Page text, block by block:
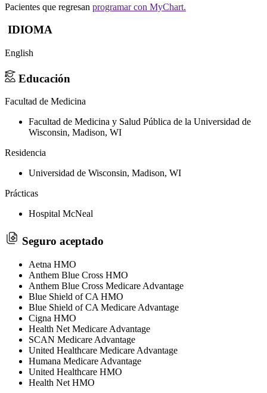
Pacientes que regresan programar con MyChart.
IDIOMA
English
Educación
Facultad de Medicina
Facultad de Medicina y Salud Pública de la Universidad de
Wisconsin, Madison, WI
Residencia
Universidad de Wisconsin, Madison, WI
Prácticas
Hospital McNeal
Seguro aceptado
Aetna HMO
Anthem Blue Cross HMO
Anthem Blue Cross Medicare Advantage
Blue Shield of CA HMO
Blue Shield of CA Medicare Advantage
Cigna HMO
Health Net Medicare Advantage
SCAN Medicare Advantage
United Healthcare Medicare Advantage
Humana Medicare Advantage
United Healthcare HMO
Health Net HMO